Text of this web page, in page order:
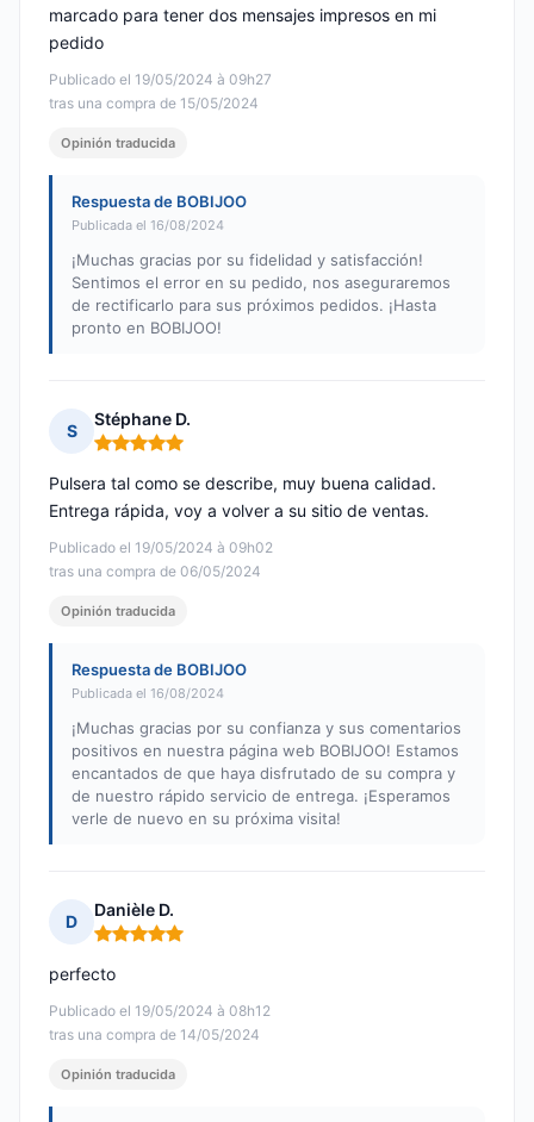
Publicado el 19/05/2024 à 09h27
tras una compra de 15/05/2024
marcado para tener dos mensajes impresos en mi
pedido
Opinión traducida
Respuesta de BOBIJOO
Publicada el 16/08/2024
¡Muchas gracias por su fidelidad y satisfacción!
Sentimos el error en su pedido, nos aseguraremos
de rectificarlo para sus próximos pedidos. ¡Hasta
pronto en BOBIJOO!
S
Stéphane D.
Nota: 5 de 5
Publicado el 19/05/2024 à 09h02
tras una compra de 06/05/2024
Pulsera tal como se describe, muy buena calidad.
Entrega rápida, voy a volver a su sitio de ventas.
Opinión traducida
Respuesta de BOBIJOO
Publicada el 16/08/2024
¡Muchas gracias por su confianza y sus comentarios
positivos en nuestra página web BOBIJOO! Estamos
encantados de que haya disfrutado de su compra y
de nuestro rápido servicio de entrega. ¡Esperamos
verle de nuevo en su próxima visita!
D
Danièle D.
Nota: 5 de 5
Publicado el 19/05/2024 à 08h12
tras una compra de 14/05/2024
perfecto
Opinión traducida